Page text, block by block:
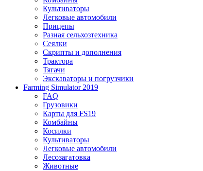
Культиваторы
Легковые автомобили
Прицепы
Разная сельхозтехника
Сеялки
Скрипты и дополнения
Трактора
Тягачи
Экскаваторы и погрузчики
Farming Simulator 2019
FAQ
Грузовики
Карты для FS19
Комбайны
Косилки
Культиваторы
Легковые автомобили
Лесозагатовка
Животные